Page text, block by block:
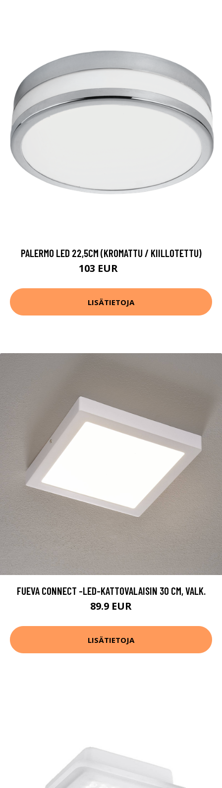
PALERMO LED 22,5CM (KROMATTU / KIILLOTETTU)
103 EUR
LISÄTIETOJA
FUEVA CONNECT -LED-KATTOVALAISIN 30 CM, VALK.
89.9 EUR
LISÄTIETOJA